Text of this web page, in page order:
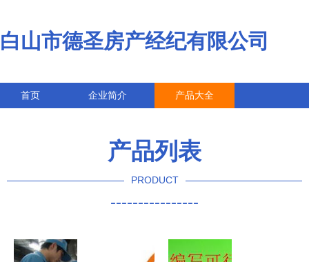
白山市德圣房产经纪有限公司
首页 企业简介 产品大全
产品列表
PRODUCT
----------------